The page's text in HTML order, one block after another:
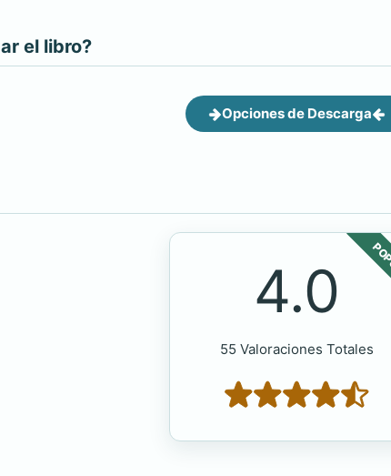
el libro?
Opciones de Descarga
4.0
55 Valoraciones Totales